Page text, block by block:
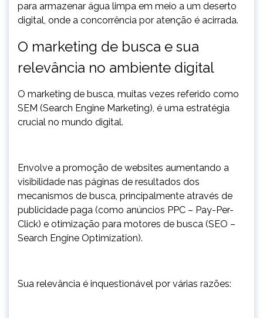
para armazenar água limpa em meio a um deserto
digital, onde a concorrência por atenção é acirrada.
O marketing de busca e sua
relevância no ambiente digital
O marketing de busca, muitas vezes referido como
SEM (Search Engine Marketing), é uma estratégia
crucial no mundo digital.
Envolve a promoção de websites aumentando a
visibilidade nas páginas de resultados dos
mecanismos de busca, principalmente através de
publicidade paga (como anúncios PPC – Pay-Per-
Click) e otimização para motores de busca (SEO –
Search Engine Optimization).
Sua relevância é inquestionável por várias razões: